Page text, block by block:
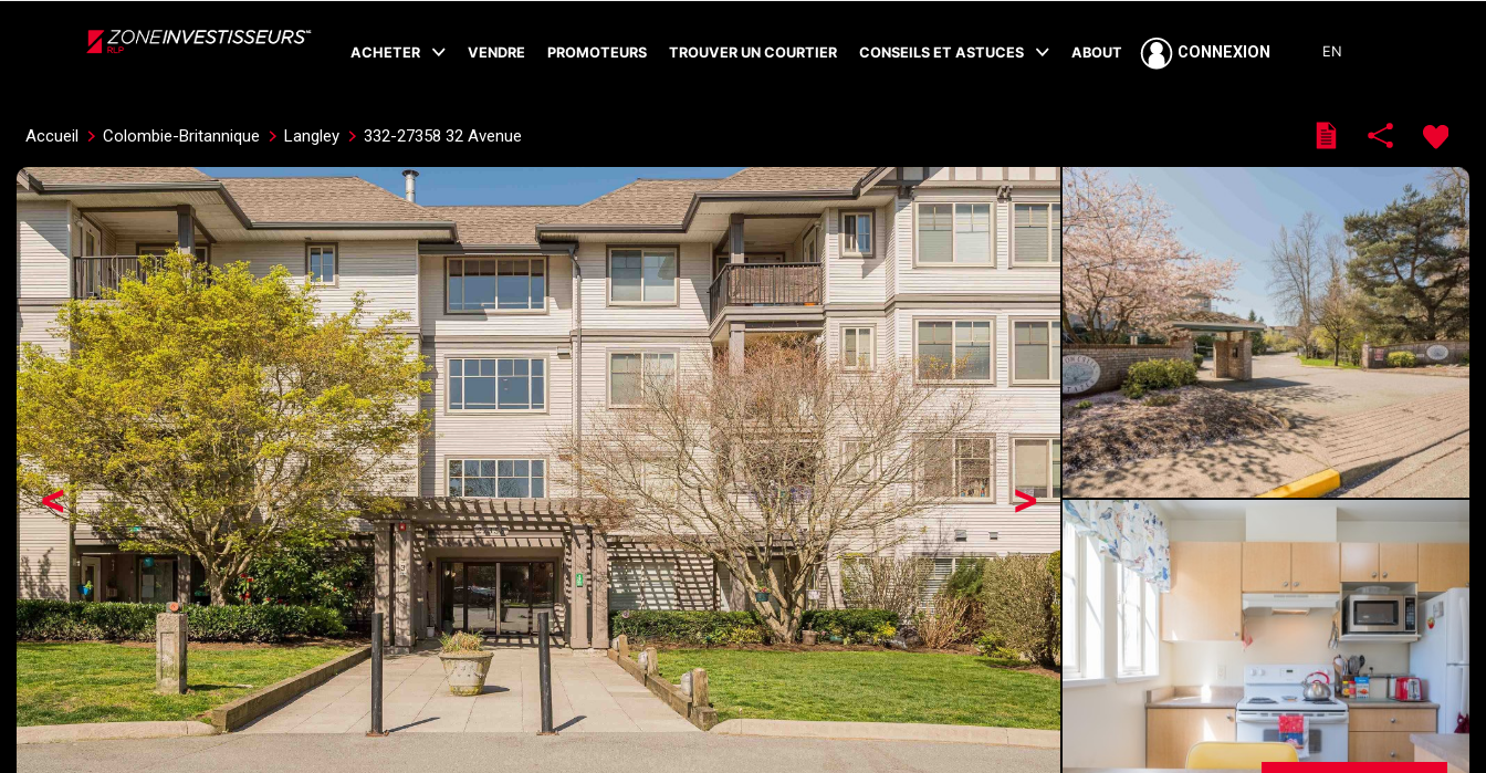
ACHETER VENDRE PROMOTEURS TROUVER UN COURTIER CONSEILS ET ASTUCES ABOUT CONNEXION EN
Accueil Colombie-Britannique Langley 332-27358 32 Avenue
>
<